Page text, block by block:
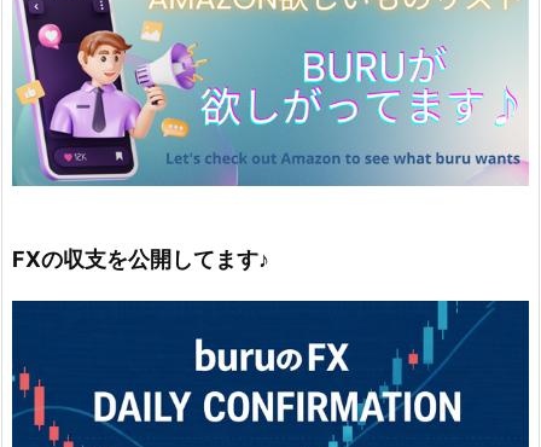
FXの収支を公開してます♪